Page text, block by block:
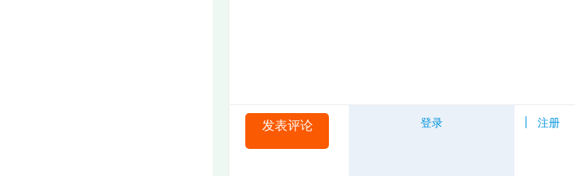
发表评论 登录 注册